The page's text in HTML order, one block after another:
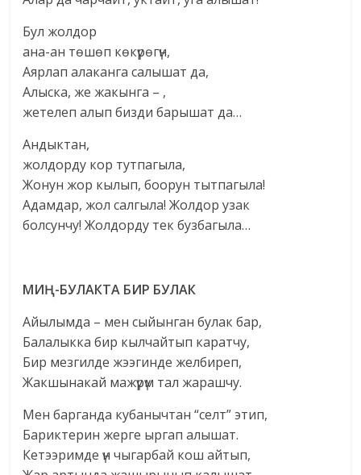
Бул жолдор
ана-ан төшөп көкүрөгүн,
Аярлап алаканга салышат да,
Алыска, же жакынга – ,
жетелеп алып бизди барышат да…
Андыктан,
жолдорду кор тутпагыла,
Жонун жор кылып, боорун тытпагыла!
Адамдар, жол салгыла! Жолдор узак
болсунчу! Жолдорду тек бузбагыла…
МИҢ-БУЛАКТА БИР БУЛАК
Айылымда – мен сыйынган булак бар,
Балалыкка бир кылчайтып каратчу,
Бир мезгилде жээгинде желбиреп,
Жакшынакай мажүрүм тал жарашчу.
Мен барганда кубанычтан “селт” этип,
Бариктерин жерге ыргап алышат.
Кетээримде үн чыгарбай кош айтып,